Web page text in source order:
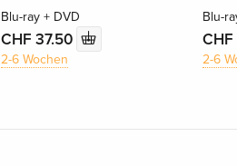
Blu-ray + DVD
CHF 37.50
2-6 Wochen
Blu-
CHF
2-6